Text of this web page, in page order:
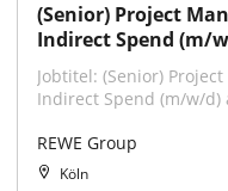
(Senior) Project
Indirect Spend (m/
Jobtitel: (Senior)
Indirect Spend (m/w/d)
REWE Group
Köln